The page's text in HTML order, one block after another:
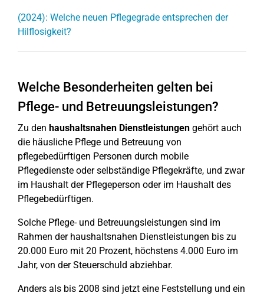
(2024): Welche neuen Pflegegrade entsprechen der
Hilflosigkeit?
Welche Besonderheiten gelten bei
Pflege- und Betreuungsleistungen?
Zu den haushaltsnahen Dienstleistungen gehört auch
die häusliche Pflege und Betreuung von
pflegebedürftigen Personen durch mobile
Pflegedienste oder selbständige Pflegekräfte, und zwar
im Haushalt der Pflegeperson oder im Haushalt des
Pflegebedürftigen.
Solche Pflege- und Betreuungsleistungen sind im
Rahmen der haushaltsnahen Dienstleistungen bis zu
20.000 Euro mit 20 Prozent, höchstens 4.000 Euro im
Jahr, von der Steuerschuld abziehbar.
Anders als bis 2008 sind jetzt eine Feststellung und ein